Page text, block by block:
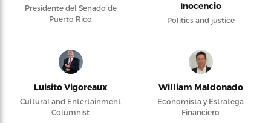
Presidente del Senado de
Puerto Rico
Inocencio
Politics and justice
Luisito Vigoreaux
Cultural and Entertainment
Columnist
William Maldonado
Economista y Estratega
Financiero